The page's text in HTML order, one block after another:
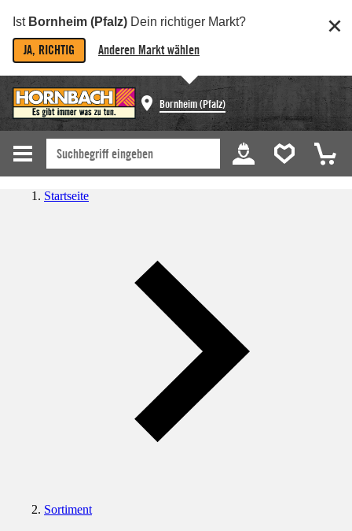
Ist Bornheim (Pfalz) Dein richtiger Markt?
JA, RICHTIG Anderen Markt wählen
Bornheim (Pfalz)
Startseite
Sortiment